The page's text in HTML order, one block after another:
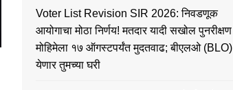
Voter List Revision SIR 2026: निवडणूक
आयोगाचा मोठा निर्णय! मतदार यादी सखोल पुनरीक्षण
मोहिमेला १७ ऑगस्टपर्यंत मुदतवाढ; बीएलओ (BLO)
येणार तुमच्या घरी